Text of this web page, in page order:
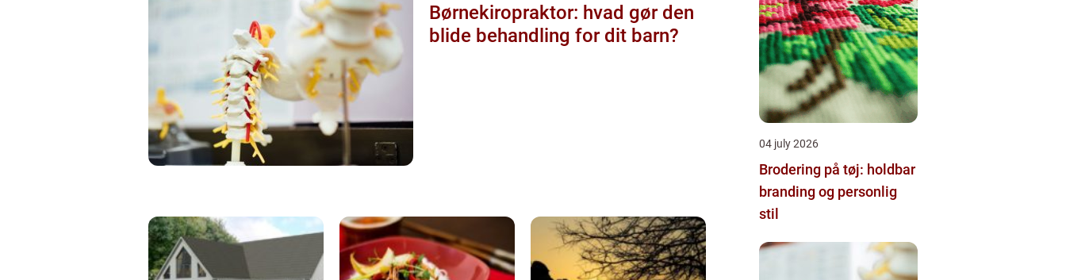
Børnekiropraktor: hvad gør den
blide behandling for dit barn?
04 july 2026
Brodering på tøj: holdbar
branding og personlig
stil